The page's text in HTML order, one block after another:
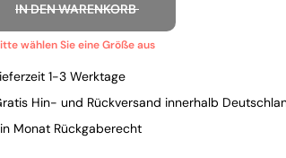
IN DEN WARENKORB
1-3 Werktage
Hin- und Rückversand innerhalb
Monat Rückgaberecht